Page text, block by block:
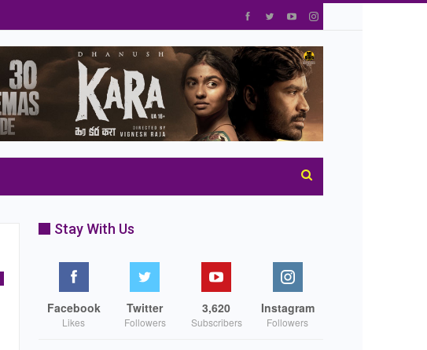
Stay With Us
Facebook
Likes
Twitter
Followers
3,620
Subscribers
Instagram
Followers